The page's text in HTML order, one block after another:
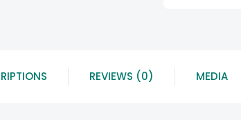
REVIEWS (0) MEDIA